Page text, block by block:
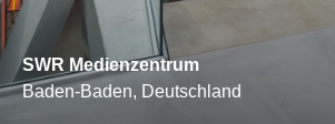
SWR Medienzentrum
Baden-Baden, Deutschland